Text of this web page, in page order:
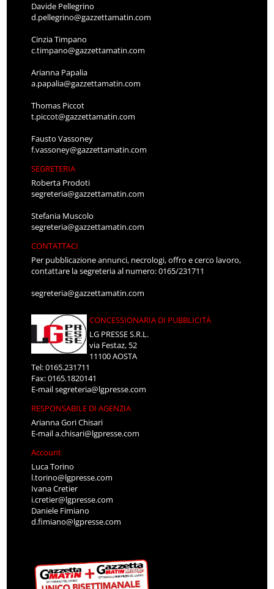
Davide Pellegrino
d.pellegrino@gazzettamatin.com
Cinzia Timpano
c.timpano@gazzettamatin.com
Arianna Papalia
a.papalia@gazzettamatin.com
Thomas Piccot
t.piccot@gazzettamatin.com
Fausto Vassoney
f.vassoney@gazzettamatin.com
SEGRETERIA
Roberta Prodoti
segreteria@gazzettamatin.com
Stefania Muscolo
segreteria@gazzettamatin.com
CONTATTACI
Per pubblicazione annunci, necrologi, offro e cerco lavoro,
contattare la segreteria al numero: 0165/231711
segreteria@gazzettamatin.com
CONCESSIONARIA DI PUBBLICITÀ
LG PRESSE S.R.L.
via Festaz, 52
11100 AOSTA
Tel: 0165.231711
Fax: 0165.1820141
E-mailsegreteria@lgpresse.com
RESPONSABILE DI AGENZIA
Arianna Gori Chisari
E-maila.chisari@lgpresse.com
Account
Luca Torino
l.torino@lgpresse.com
Ivana Cretier
i.cretier@lgpresse.com
Daniele Fimiano
d.fimiano@lgpresse.com